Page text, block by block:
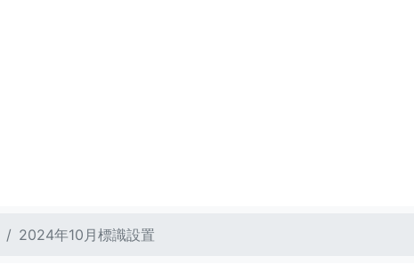
2024年10月標識設置